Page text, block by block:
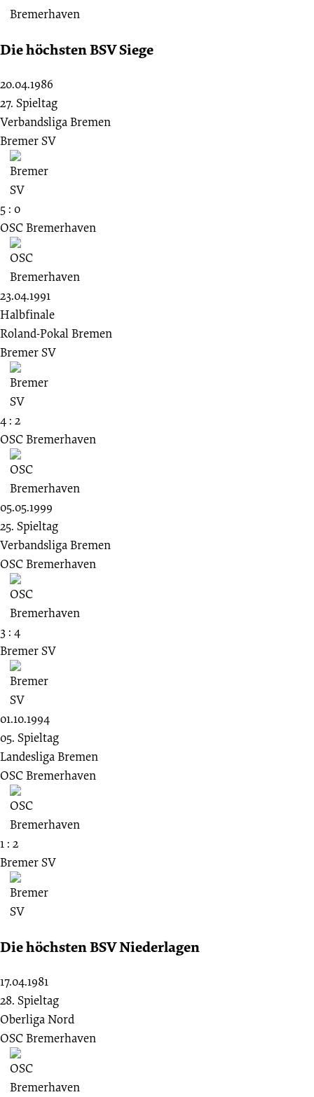
Die höchsten BSV Siege
20.04.1986
27. Spieltag
Verbandsliga Bremen
Bremer SV
5 : 0
OSC Bremerhaven
23.04.1991
Halbfinale
Roland-Pokal Bremen
Bremer SV
4 : 2
OSC Bremerhaven
05.05.1999
25. Spieltag
Verbandsliga Bremen
OSC Bremerhaven
3 : 4
Bremer SV
01.10.1994
05. Spieltag
Landesliga Bremen
OSC Bremerhaven
1 : 2
Bremer SV
Die höchsten BSV Niederlagen
17.04.1981
28. Spieltag
Oberliga Nord
OSC Bremerhaven